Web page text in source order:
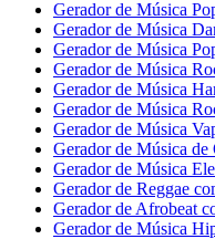
Gerador de Música
Gerador de Música
Gerador de Música
Gerador de Música
Gerador de Música
Gerador de Música
Gerador de Música
Gerador de Música
Gerador de Música
Gerador de Reggae
Gerador de Afrobeat
Gerador de Música